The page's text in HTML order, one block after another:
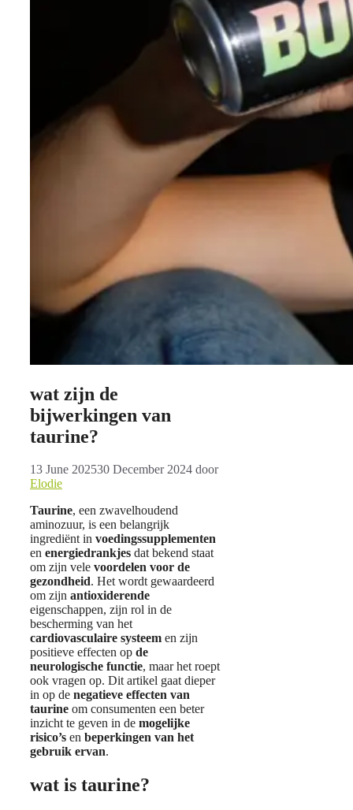
wat zijn de
bijwerkingen van
taurine?
13 June 202530 December 2024 door
Elodie
Taurine, een zwavelhoudend
aminozuur, is een belangrijk
ingrediënt in voedingssupplementen
en energiedrankjes dat bekend staat
om zijn vele voordelen voor de
gezondheid. Het wordt gewaardeerd
om zijn antioxiderende
eigenschappen, zijn rol in de
bescherming van het
cardiovasculaire systeem en zijn
positieve effecten op de
neurologische functie, maar het roept
ook vragen op. Dit artikel gaat dieper
in op de negatieve effecten van
taurine om consumenten een beter
inzicht te geven in de mogelijke
risico’s en beperkingen van het
gebruik ervan.
wat is taurine?